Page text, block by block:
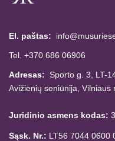
El. paštas:
Tel. +370 686 06906
Adresas: Sporto g. 3, LT-
Avižienių seniūnija, Vilniaus
Juridinio asmens kodas:
Sąsk. Nr.: LT56 7044 0600